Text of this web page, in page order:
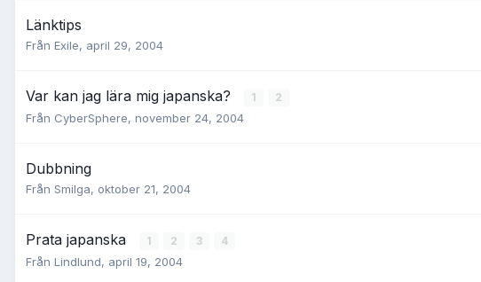
Länktips
Från Exile, april 29, 2004
Var kan jag lära mig japanska? 1 2
Från CyberSphere, november 24, 2004
Dubbning
Från Smilga, oktober 21, 2004
Prata japanska 1 2 3 4
Från Lindlund, april 19, 2004